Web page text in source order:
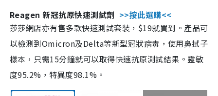
Reagen 新冠抗原快速測試劑 >>按此選購<<
莎莎網店亦有售多款快速測試套裝，$19就買到。產品可
以檢測到Omicron及Delta等新型冠狀病毒，使用鼻拭子
樣本，只需15分鐘就可以取得快速抗原測試結果。靈敏
度95.2%，特異度98.1%。